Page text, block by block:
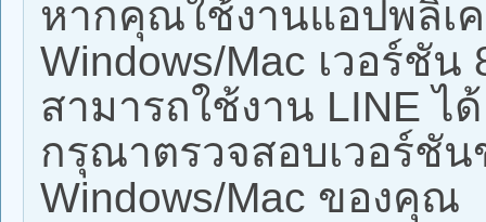
หากคุณใช้งานแอปพลิเ
Windows/Mac เวอร์ชั
สามารถใช้งาน LINE ได้
กรุณาตรวจสอบเวอร์ชั
Windows/Mac ของคุณ